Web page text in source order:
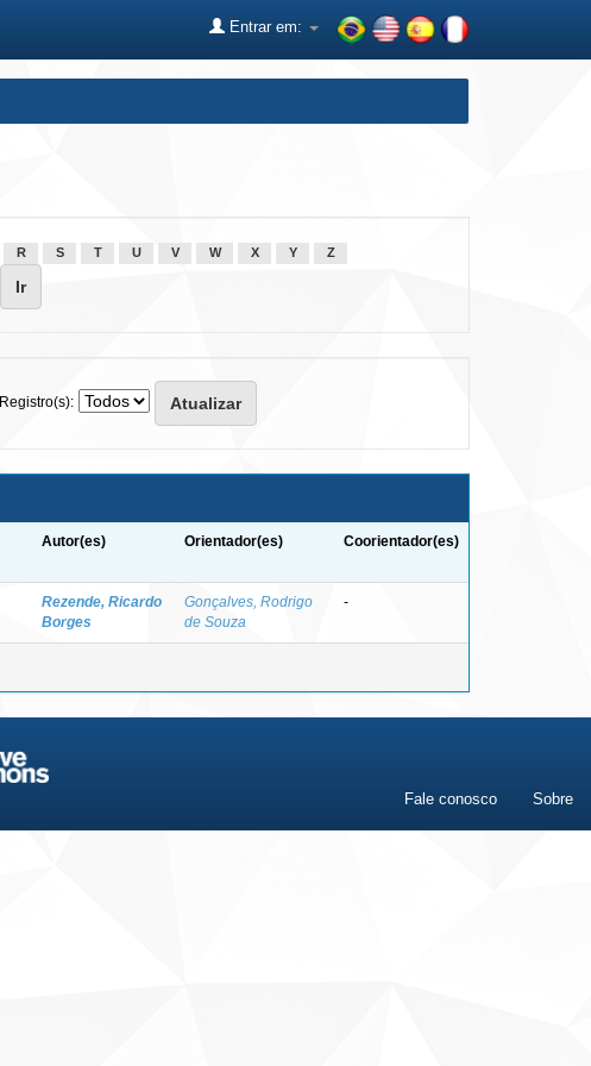
Entrar em:
R S T U V W X Y Z
Registro(s):
Autor(es) Orientador(es) Coorientador(es)
Rezende, Ricardo
Borges
Gonçalves, Rodrigo
de Souza
-
Fale conosco Sobre